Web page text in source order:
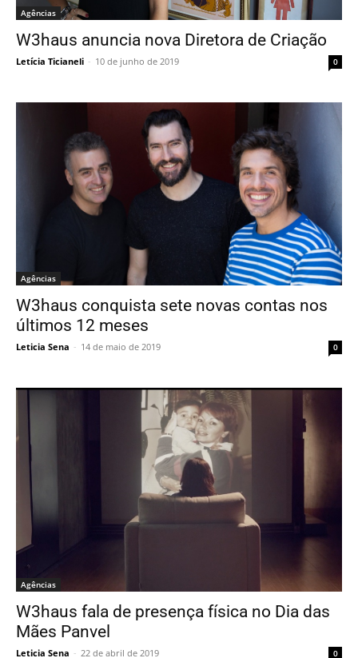
Agências
W3haus anuncia nova Diretora de Criação
Letícia Ticianeli - 10 de junho de 2019 0
Agências
W3haus conquista sete novas contas nos
últimos 12 meses
Leticia Sena - 14 de maio de 2019 0
Agências
W3haus fala de presença física no Dia das
Mães Panvel
Leticia Sena - 22 de abril de 2019 0